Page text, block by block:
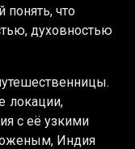
что
духовностью
локации,
с её узкими
Индия